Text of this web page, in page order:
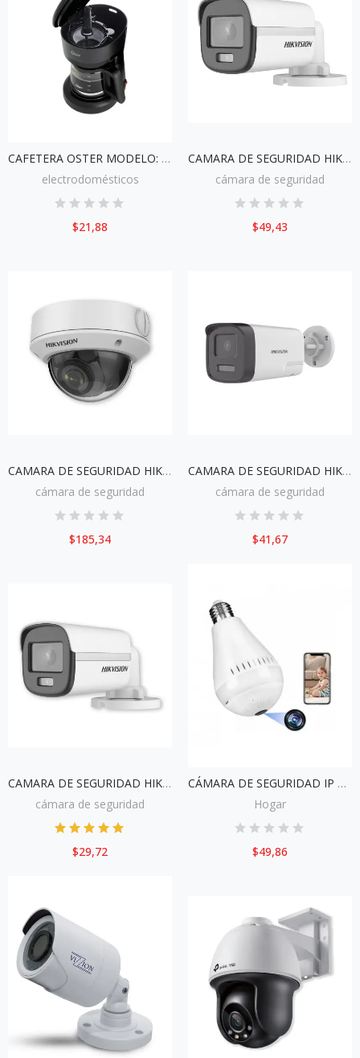
CAFETERA OSTER MODELO: BVSTDCS51B 650W (NEGRO)
electrodomésticos
$21,88
CAMARA DE SEGURIDAD HIKVISION DS-2CE10KF0T-FS
cámara de seguridad
$49,43
CAMARA DE SEGURIDAD HIKVISION IP DS-2CD1743G0-IZ
cámara de seguridad
$185,34
CAMARA DE SEGURIDAD HIKVISION TUBO SELLADO CAM-DS-2CE17D0T-LTS
cámara de seguridad
$41,67
CAMARA DE SEGURIDAD HIKVISION TUBO SELLADO DS-2CE10DF0T-LPFS
cámara de seguridad
$29,72
CÁMARA DE SEGURIDAD IP WIFI 360 GRADOS B2-R TIPO FOCO
Hogar
$49,86